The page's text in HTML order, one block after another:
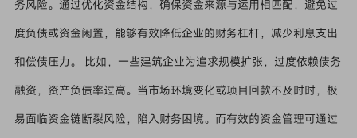
务风险。通过优化资金结构，确保资金来源与运用相匹配，避免过
度负债或资金闲置，能够有效降低企业的财务杠杆，减少利息支出
和偿债压力。 比如，一些建筑企业为追求规模扩张，过度依赖债务
融资，资产负债率过高。当市场环境变化或项目回款不及时时，极
易面临资金链断裂风险，陷入财务困境。而有效的资金管理可通过